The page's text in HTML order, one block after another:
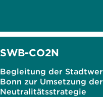
SWB-CO2N
Begleitung der
Bonn zur Umsetzung
Neutralitätsstrategie